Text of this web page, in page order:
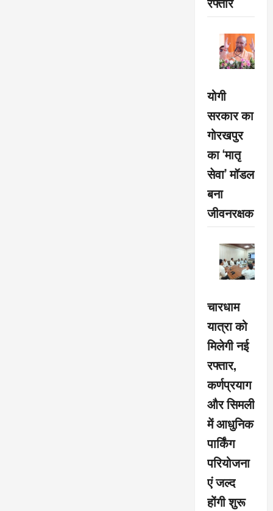
योगी
सरकार का
गोरखपुर
का ‘मातृ
सेवा’ मॉडल
बना
जीवनरक्षक
चारधाम
यात्रा को
मिलेगी नई
रफ्तार,
कर्णप्रयाग
और सिमली
में आधुनिक
पार्किंग
परियोजना
एं जल्द
होंगी शुरू